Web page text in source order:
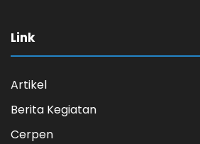
Link
Artikel
Berita Kegiatan
Cerpen